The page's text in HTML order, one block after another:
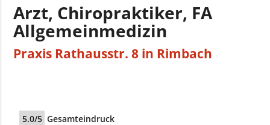
Arzt, Chiropraktiker, FA
Allgemeinmedizin
Praxis Rathausstr. 8 in Rimbach
5.0/5 Gesamteindruck